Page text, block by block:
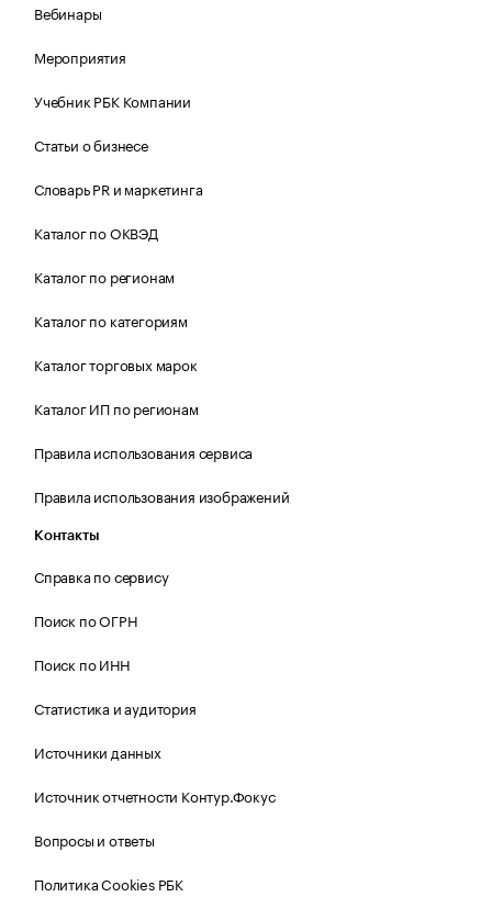
Вебинары
Мероприятия
Учебник РБК Компании
Статьи о бизнесе
Словарь PR и маркетинга
Каталог по ОКВЭД
Каталог по регионам
Каталог по категориям
Каталог торговых марок
Каталог ИП по регионам
Правила использования сервиса
Правила использования изображений
Контакты
Справка по сервису
Поиск по ОГРН
Поиск по ИНН
Статистика и аудитория
Источники данных
Источник отчетности Контур.Фокус
Вопросы и ответы
Политика Cookies РБК